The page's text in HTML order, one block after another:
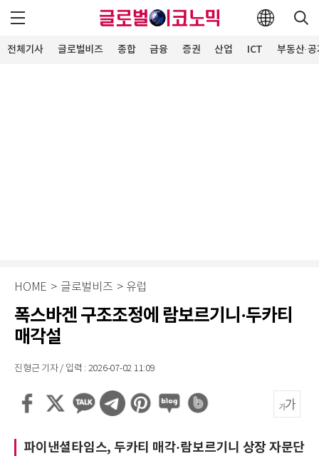
전체기사 글로벌비즈 종합 금융 증권 산업 ICT 부동산·
HOME > 글로벌비즈 > 유럽
폭스바겐 구조조정에 람보르기니·두카티
매각설
진형근 기자 / 입력 : 2026-07-02 11:09
파이낸셜타임스, 두카티 매각·람보르기니 상장 자문단